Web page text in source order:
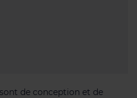
de conception et de